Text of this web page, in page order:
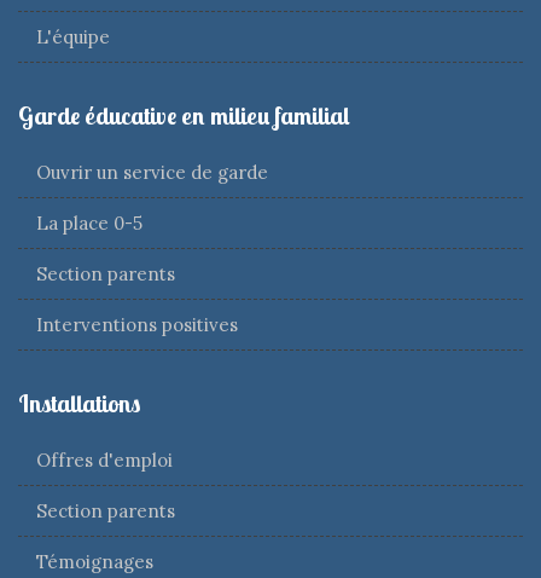
L'équipe
Garde éducative en milieu familial
Ouvrir un service de garde
La place 0-5
Section parents
Interventions positives
Installations
Offres d'emploi
Section parents
Témoignages